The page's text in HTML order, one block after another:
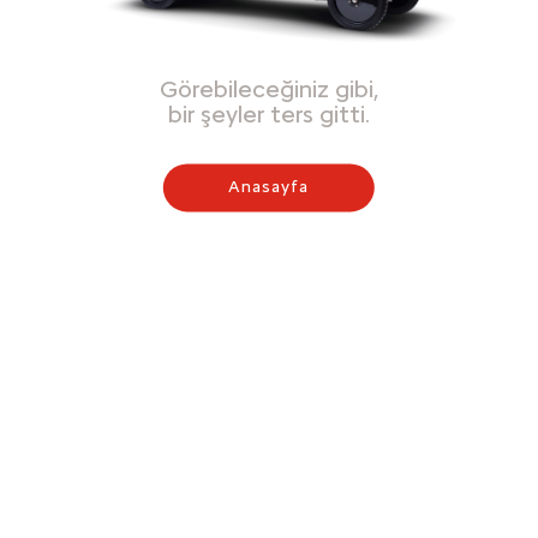
Görebileceğiniz gibi,
bir şeyler ters gitti.
Anasayfa